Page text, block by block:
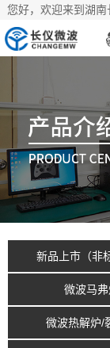
您好，欢迎来到湖南
新品上市（非
微波马弗
微波热解炉/